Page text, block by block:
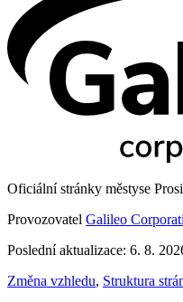
Oficiální stránky městyse
Provozovatel Galileo
Poslední aktualizace: 6. 8.
Změna vzhledu, Struktura